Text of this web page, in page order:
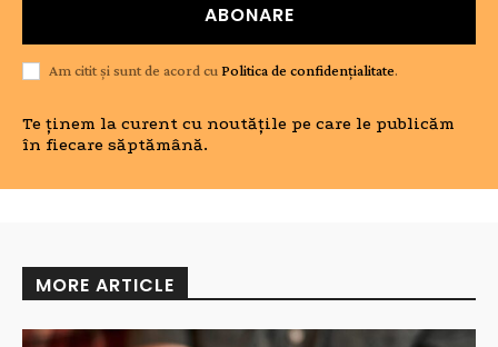
ABONARE
Am citit și sunt de acord cu Politica de confidențialitate.
Te ținem la curent cu noutățile pe care le publicăm
în fiecare săptămână.
MORE ARTICLE